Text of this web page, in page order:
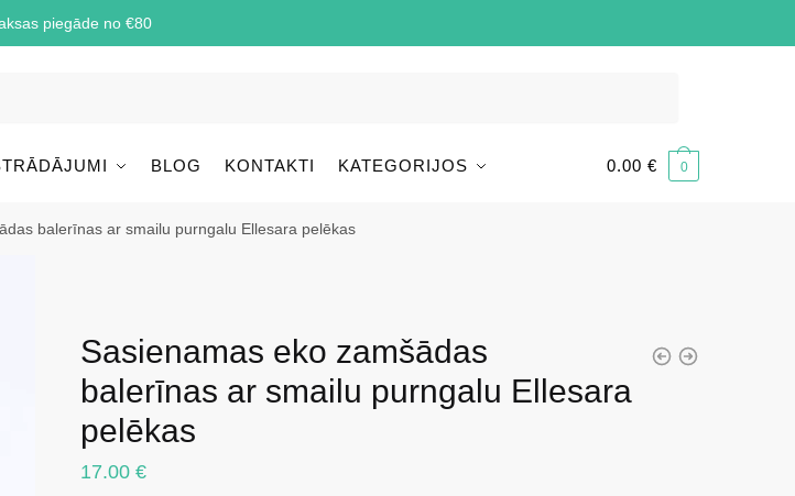
piegāde no €80
BLOG KONTAKTI KATEGORIJOS 0.00 € 0
balerīnas ar smailu purngalu Ellesara pelēkas
Sasienamas eko zamšādas
balerīnas ar smailu purngalu Ellesara
pelēkas
17.00€